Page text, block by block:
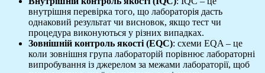
внутрішня перевірка того, що лабораторія дасть
однаковий результат чи висновок, якщо тест чи
процедура виконуються у різних випадках.
Зовнішній контроль якості (EQC): схеми EQA – це
коли зовнішня група лабораторій порівнює лабораторні
випробування із джерелом за межами лабораторії, щоб